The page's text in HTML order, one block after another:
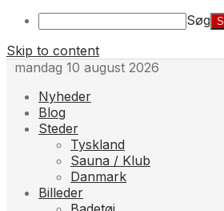
Søg
Skip to content
mandag 10 august 2026
Nyheder
Blog
Steder
Tyskland
Sauna / Klub
Danmark
Billeder